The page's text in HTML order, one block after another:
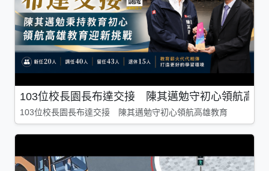
103位校長園長布達交接 陳其邁勉守初心領航高雄
103位校長園長布達交接 陳其邁勉守初心領航高雄教育